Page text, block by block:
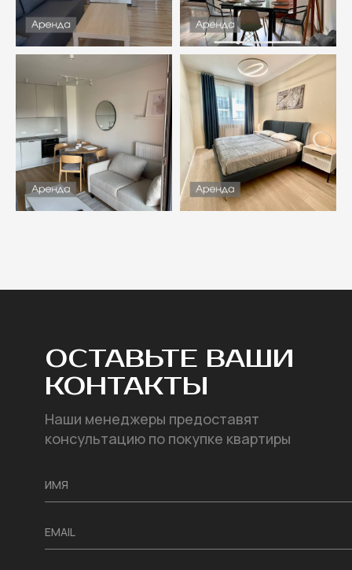
ОСТАВЬТЕ ВАШИ
КОНТАКТЫ
Наши менеджеры предоставят
консультацию по покупке квартиры